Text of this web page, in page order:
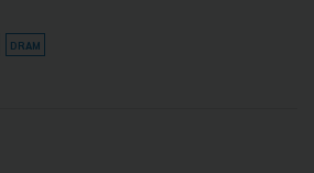
DRAM